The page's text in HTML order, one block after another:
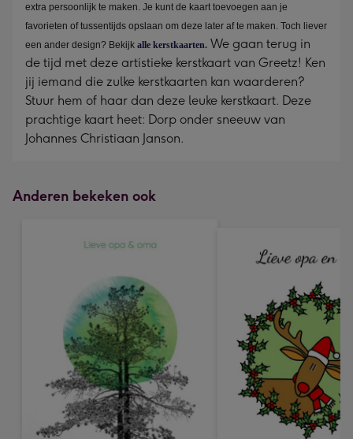
mm
extra persoonlijk te maken. Je kunt de kaart toevoegen aan je
favorieten of tussentijds opslaan om deze later af te maken. Toch liever
een ander design? Bekijk alle kerstkaarten. We gaan terug in
de tijd met deze artistieke kerstkaart van Greetz! Ken
jij iemand die zulke kerstkaarten kan waarderen?
Stuur hem of haar dan deze leuke kerstkaart. Deze
prachtige kaart heet: Dorp onder sneeuw van
Johannes Christiaan Janson.
Anderen bekeken ook